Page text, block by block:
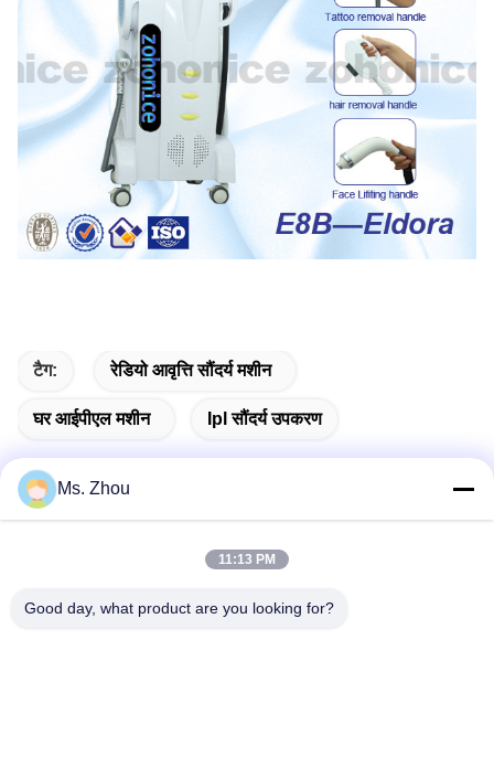
टैग: रेडियो आवृत्ति सौंदर्य मशीन
घर आईपीएल मशीन Ipl सौंदर्य उपकरण
पता
Ms. Zhou
11:13 PM
Good day, what product are you looking for?